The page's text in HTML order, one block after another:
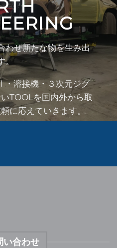
わせ新たな物を生み出
。
溶接機・３次元ジグ
TOOLを国内外から取
に応えていきます。
い合わせ